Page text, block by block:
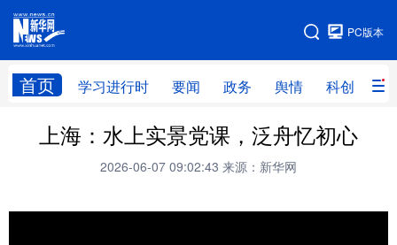
PC版本
首页 学习进行时 要闻 政务 舆情 科创 产
网站地图
首页 学习进行时 要闻 政务
科创 产经
旅游 教育 民生 文化
上海：水上实景党课，泛舟忆初心
2026-06-07 09:02:43 来源：新华网